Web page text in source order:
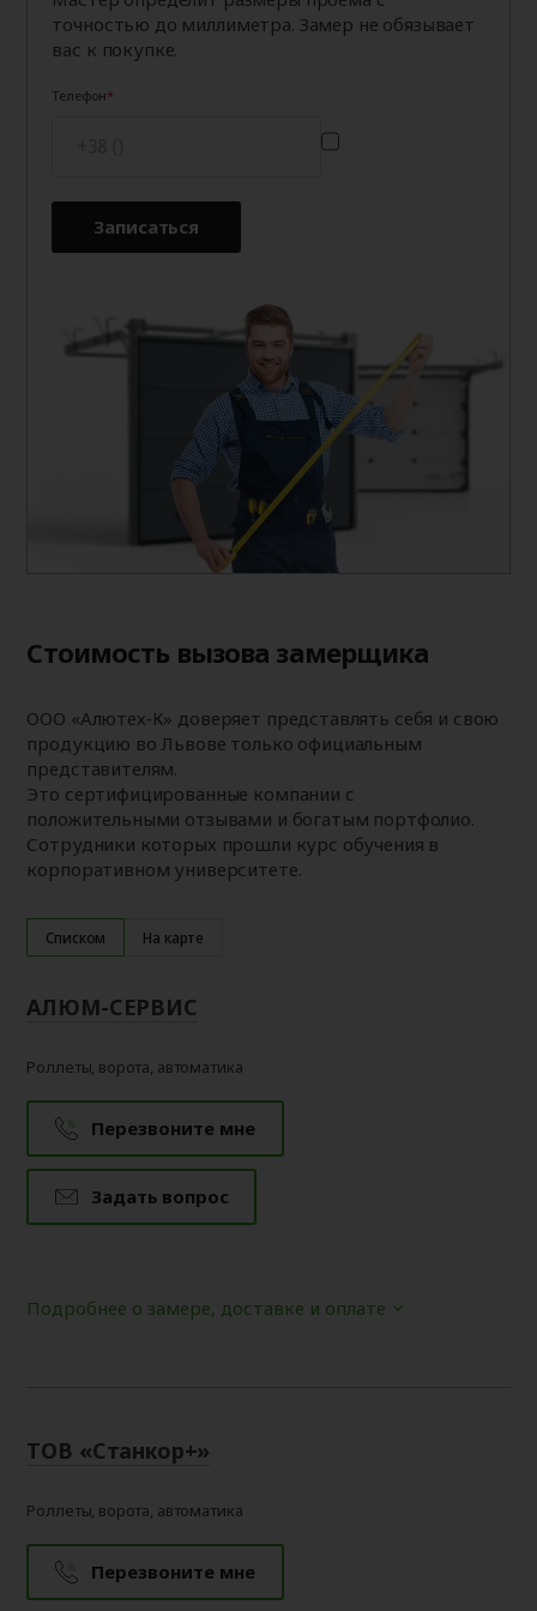
точностью до миллиметра. Замер не обязывает
вас к покупке.
Телефон
Записаться
Стоимость вызова замерщика
ООО «Алютех‑К» доверяет представлять себя и свою
продукцию во Львове только официальным
представителям.
Это сертифицированные компании с
положительными отзывами и богатым портфолио.
Сотрудники которых прошли курс обучения в
корпоративном университете.
Списком На карте
АЛЮМ-СЕРВИС
Роллеты, ворота, автоматика
Перезвоните мне
Задать вопрос
Подробнее о замере, доставке и оплате
ТОВ «Станкор+»
Роллеты, ворота, автоматика
Перезвоните мне